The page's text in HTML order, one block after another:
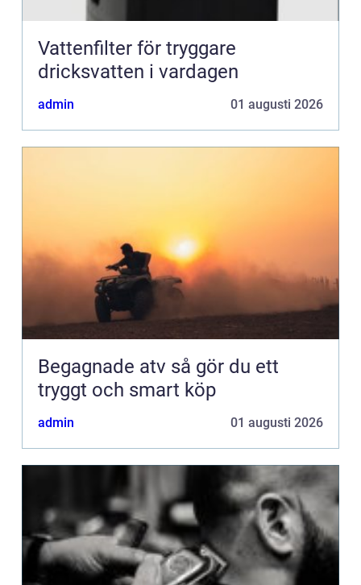
Vattenfilter för tryggare
dricksvatten i vardagen
admin 01 augusti 2026
Begagnade atv så gör du ett
tryggt och smart köp
admin 01 augusti 2026